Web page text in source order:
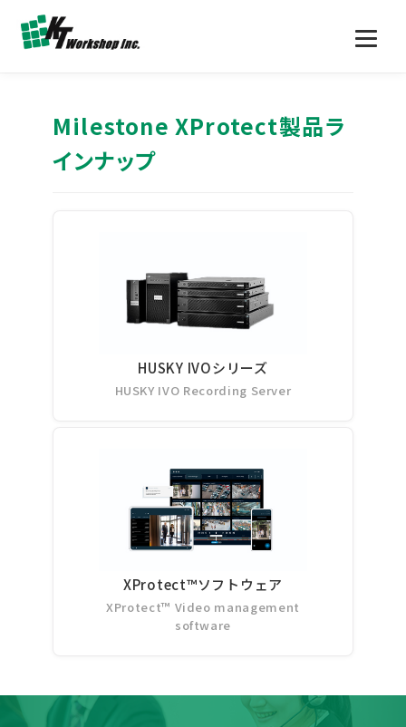
Milestone XProtect製品ラ
インナップ
HUSKY IVOシリーズ
HUSKY IVO Recording Server
XProtect™ソフトウェア
XProtect™ Video management
software